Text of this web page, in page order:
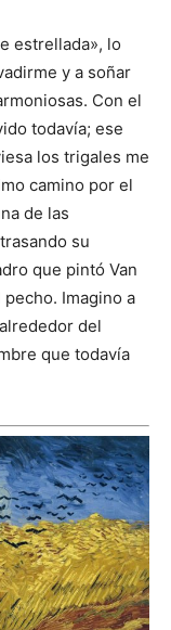
estrellada», lo
y a soñar
Con el
todavía; ese
los trigales me
camino por el
de las
su
que pintó Van
Imagino a
del
que todavía